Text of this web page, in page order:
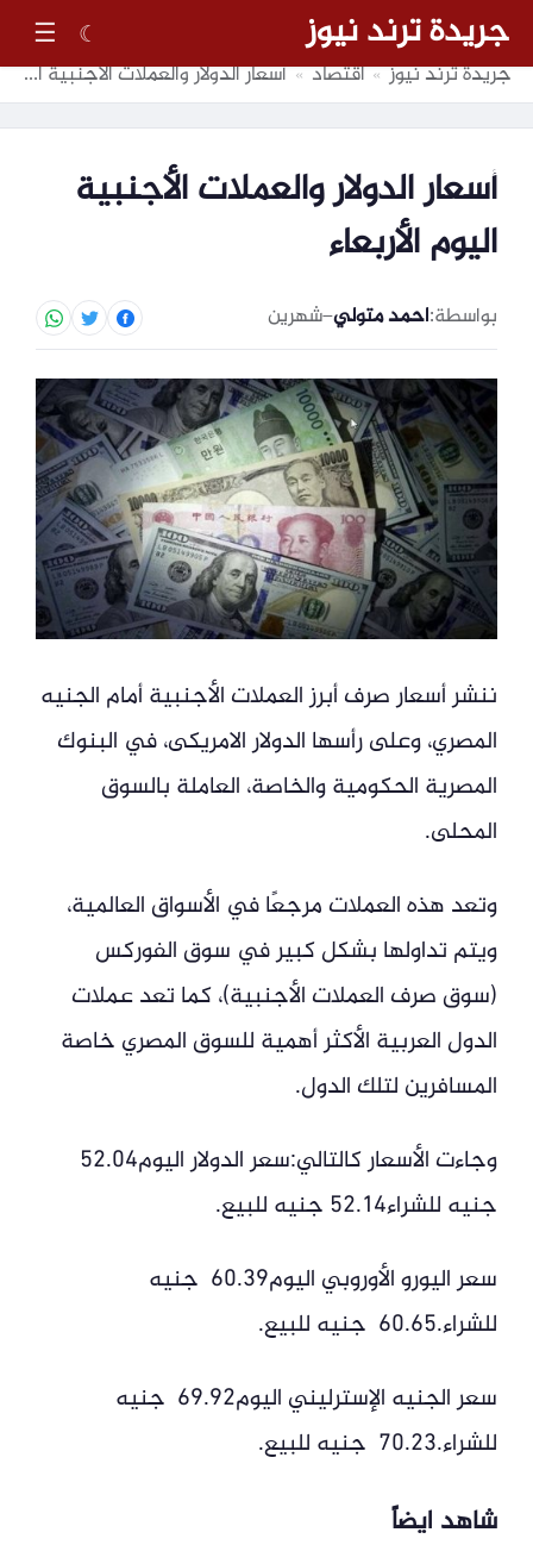
جريدة ترند نيوز ☾
☰
جريدة ترند نيوز » اقتصاد » أسعار الدولار والعملات الأجنبية اليوم الأربعاء
أسعار الدولار والعملات الأجنبية
اليوم الأربعاء
بواسطة:احمد متولي–شهرين
ننشر أسعار صرف أبرز العملات الأجنبية أمام الجنيه
المصري، وعلى رأسها الدولار الامريكى، في البنوك
المصرية الحكومية والخاصة، العاملة بالسوق
المحلى.
وتعد هذه العملات مرجعًا في الأسواق العالمية،
ويتم تداولها بشكل كبير في سوق الفوركس
(سوق صرف العملات الأجنبية)، كما تعد عملات
الدول العربية الأكثر أهمية للسوق المصري خاصة
المسافرين لتلك الدول.
وجاءت الأسعار كالتالي:سعر الدولار اليوم52.04
جنيه للشراء52.14 جنيه للبيع.‏‎
سعر اليورو الأوروبي اليوم60.39 جنيه
للشراء.60.65 جنيه للبيع.
سعر الجنيه الإسترليني اليوم69.92 جنيه
للشراء.70.23 جنيه للبيع.
شاهد ايضاً